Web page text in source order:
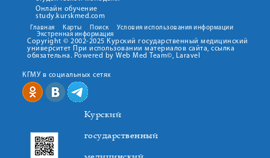
Онлайн обучение
study.kurskmed.com
Главная Карты Поиск
Условия использования информации
Экстренная информация
Copyright © 2002-2025 Курский государственный медицинский
университет При использовании материалов сайта, ссылка
обязательна. Powered by Web Med Team©, Laravel
КГМУ в социальных сетях
Курский
государственный